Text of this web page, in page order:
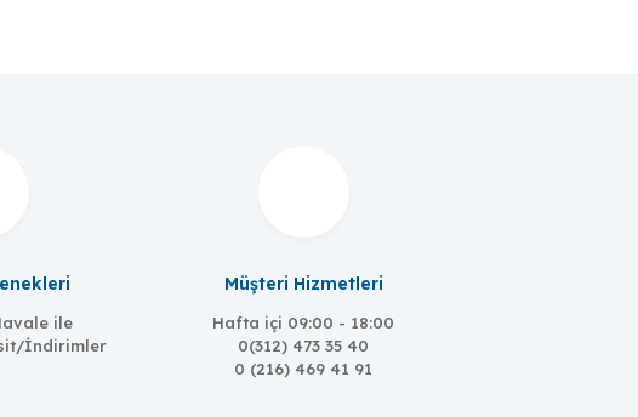
ile
İndirimler
Müşteri Hizmetleri
Hafta içi 09:00 - 18:00
0(312) 473 35 40
0 (216) 469 41 91